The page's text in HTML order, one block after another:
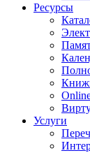
Ресурсы
Услуги